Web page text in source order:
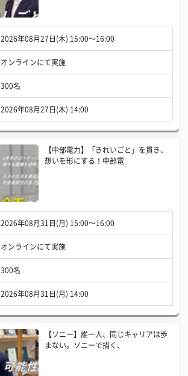
2026年08月27日(木) 15:00〜16:00
オンラインにて実施
300名
2026年08月27日(木) 14:00
【中部電力】「きれいごと」を貫き、
想いを形にする！中部電
2026年08月31日(月) 15:00〜16:00
オンラインにて実施
300名
2026年08月31日(月) 14:00
【ソニー】誰一人、同じキャリアは歩
まない。ソニーで描く、